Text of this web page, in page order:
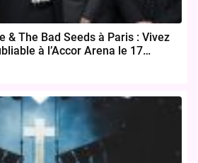
& The Bad Seeds à Paris : Vivez
à l’Accor Arena le 17